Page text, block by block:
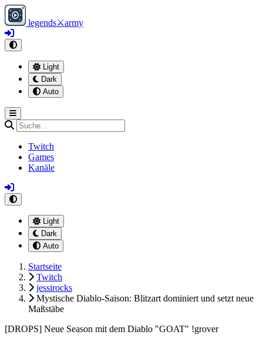
legends⚔army
Light
Dark
Auto
Twitch
Games
Kanäle
Light
Dark
Auto
Startseite
Twitch
jessirocks
Mystische Diablo-Saison: Blitzart dominiert und setzt neue
Maßstäbe
[DROPS] Neue Season mit dem Diablo "GOAT" !grover